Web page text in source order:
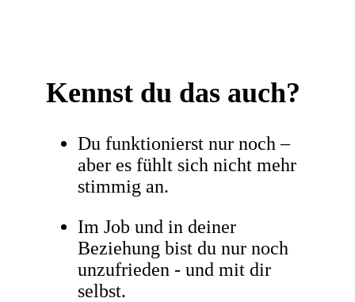
Kennst du das auch?
Du funktionierst nur noch –
aber es fühlt sich nicht mehr
stimmig an.
Im Job und in deiner
Beziehung bist du nur noch
unzufrieden - und mit dir
selbst.